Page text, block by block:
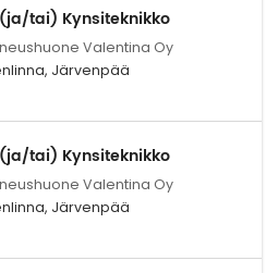
tai) Kynsiteknikko
Valentina Oy
Järvenpää
tai) Kynsiteknikko
Valentina Oy
Järvenpää